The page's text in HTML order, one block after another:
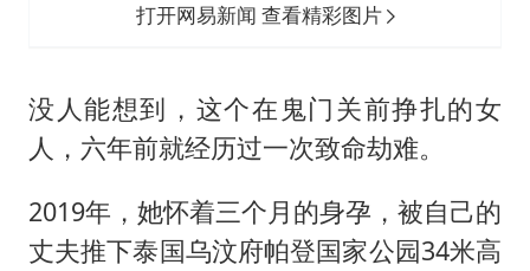
打开网易新闻 查看精彩图片
没人能想到，这个在鬼门关前挣扎的女
人，六年前就经历过一次致命劫难。
2019年，她怀着三个月的身孕，被自己的
丈夫推下泰国乌汶府帕登国家公园34米高